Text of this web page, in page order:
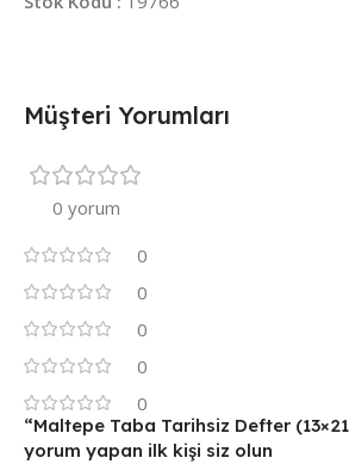
Müşteri Yorumları
0 yorum
0
0
0
0
0
“Maltepe Taba Tarihsiz Defter
yorum yapan ilk kişi siz olun